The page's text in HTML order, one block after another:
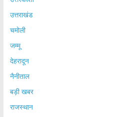
उत्तराखंड
चमोली
जम्मू
देहरादून
नैनीताल
बड़ी खबर
राजस्थान